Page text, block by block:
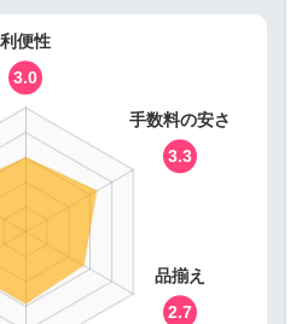
利便性
3.0
手数料の安さ
3.3
品揃え
2.7